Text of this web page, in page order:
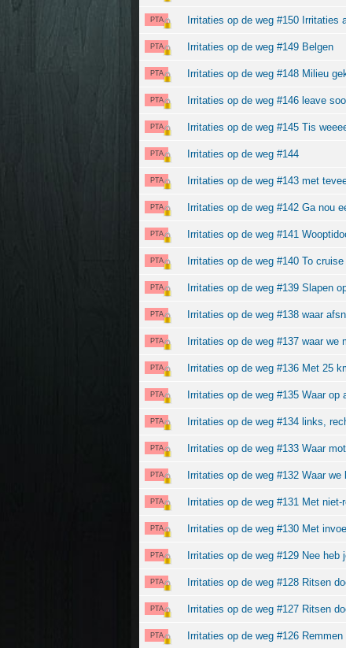
PTA Irritaties op de weg #150 Irritaties
PTA Irritaties op de weg #149 Belgen
PTA Irritaties op de weg #148 Milieu
PTA Irritaties op de weg #146 leave
PTA Irritaties op de weg #145 Tis
PTA Irritaties op de weg #144
PTA Irritaties op de weg #143 met
PTA Irritaties op de weg #142 Ga nou
PTA Irritaties op de weg #141
PTA Irritaties op de weg #140 To
PTA Irritaties op de weg #139 Slapen
PTA Irritaties op de weg #138 waar
PTA Irritaties op de weg #137 waar we
PTA Irritaties op de weg #136 Met 25
PTA Irritaties op de weg #135 Waar
PTA Irritaties op de weg #134 links,
PTA Irritaties op de weg #133 Waar
PTA Irritaties op de weg #132 Waar
PTA Irritaties op de weg #131 Met
PTA Irritaties op de weg #130 Met
PTA Irritaties op de weg #129 Nee
PTA Irritaties op de weg #128 Ritsen
PTA Irritaties op de weg #127 Ritsen
PTA Irritaties op de weg #126